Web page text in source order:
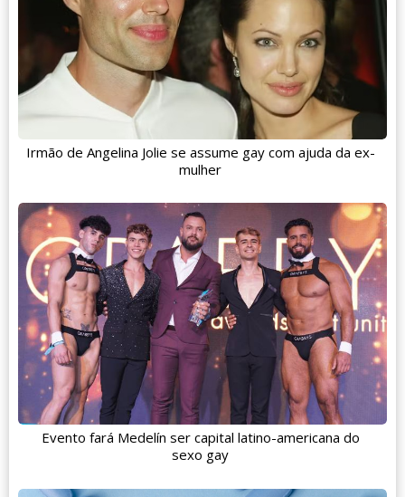
Irmão de Angelina Jolie se assume gay com ajuda da ex-
mulher
Evento fará Medelín ser capital latino-americana do
sexo gay